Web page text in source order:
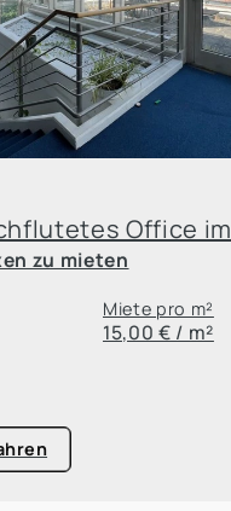
zu mieten
Miete pro m²
15,00 € / m²